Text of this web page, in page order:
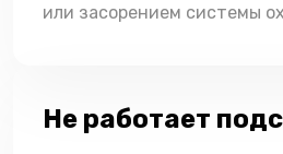
или засорением системы
Не работает